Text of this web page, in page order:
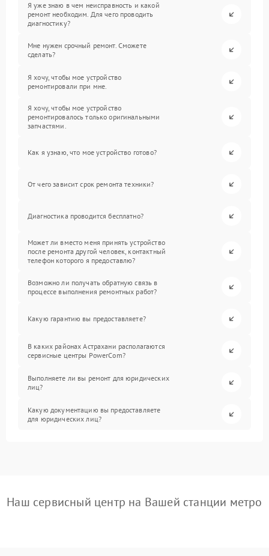
Я уже знаю в чем неисправность и какой
ремонт необходим. Для чего проводить
диагностику?
Мне нужен срочный ремонт. Сможете
сделать?
Я хочу, чтобы мое устройство
ремонтировали при мне.
Я хочу, чтобы мое устройство
ремонтировалось только оригинальными
запчастями.
Как я узнаю, что мое устройство готово?
От чего зависит срок ремонта техники?
Диагностика проводится бесплатно?
Может ли вместо меня принять устройство
после ремонта другой человек, контактный
телефон которого я предоставлю?
Возможно ли получать обратную связь в
процессе выполнения ремонтных работ?
Какую гарантию вы предоставляете?
В каких районах Астрахани располагаются
сервисные центры PowerCom?
Выполняете ли вы ремонт для юридических
лиц?
Какую документацию вы предоставляете
для юридических лиц?
Наш сервисный центр на Вашей станции метро